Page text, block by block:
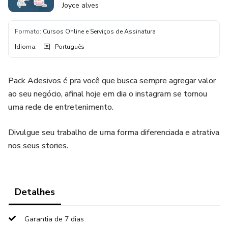
Joyce alves
Formato: Cursos Online e Serviços de Assinatura
Idioma: Português
Pack Adesivos é pra você que busca sempre agregar valor
ao seu negócio, afinal hoje em dia o instagram se tornou
uma rede de entretenimento.
Divulgue seu trabalho de uma forma diferenciada e atrativa
nos seus stories.
Detalhes
Garantia de 7 dias